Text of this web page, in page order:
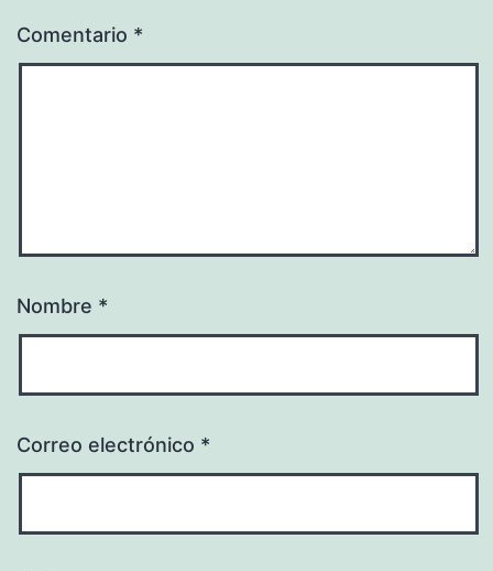
Comentario *
Nombre *
Correo electrónico *